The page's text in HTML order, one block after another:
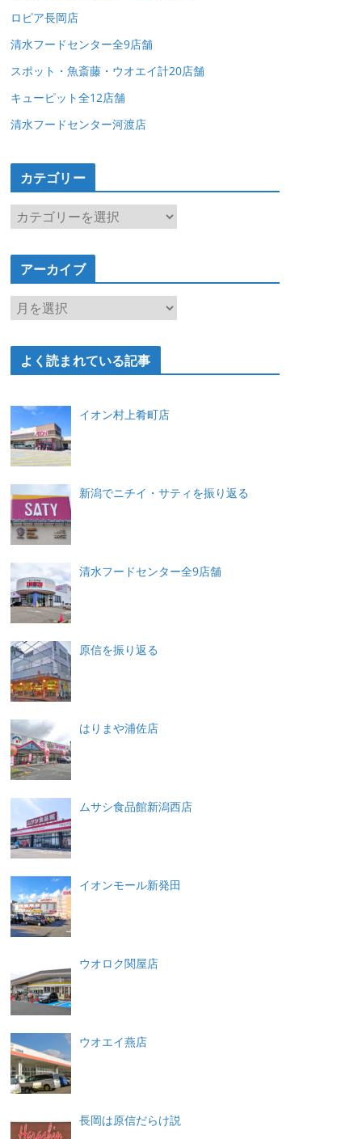
ロピア長岡店
清水フードセンター全9店舗
スポット・魚斎藤・ウオエイ計20店舗
キューピット全12店舗
清水フードセンター河渡店
カテゴリー
カ
ゴ
ー
アーカイブ
ア
カ
よく読まれている記事
イオン村上肴町店
新潟でニチイ・サティを振り返る
清水フードセンター全9店舗
原信を振り返る
はりまや浦佐店
ムサシ食品館新潟西店
イオンモール新発田
ウオロク関屋店
ウオエイ燕店
長岡は原信だらけ説